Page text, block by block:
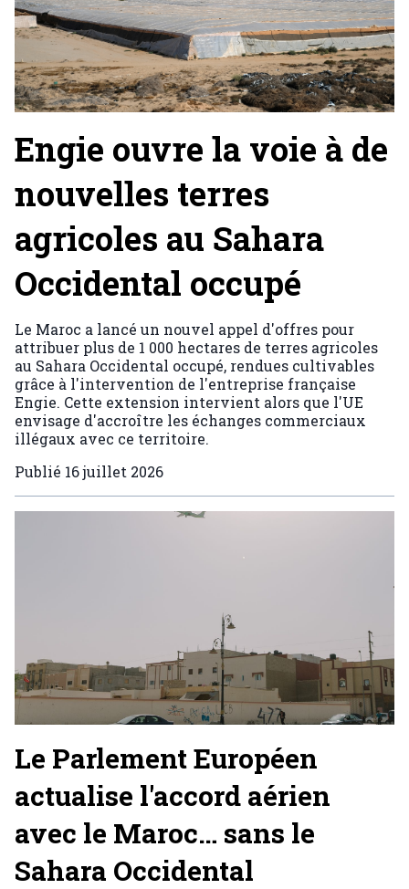
Engie ouvre la voie à de
nouvelles terres
agricoles au Sahara
Occidental occupé
Le Maroc a lancé un nouvel appel d'offres pour
attribuer plus de 1 000 hectares de terres agricoles
au Sahara Occidental occupé, rendues cultivables
grâce à l'intervention de l'entreprise française
Engie. Cette extension intervient alors que l'UE
envisage d'accroître les échanges commerciaux
illégaux avec ce territoire.
Publié 16 juillet 2026
Le Parlement Européen
actualise l'accord aérien
avec le Maroc… sans le
Sahara Occidental